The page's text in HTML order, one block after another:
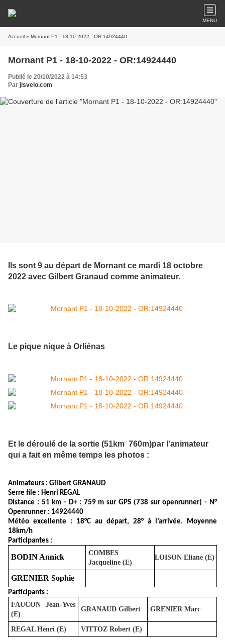
MENU
Accueil » Mornant P1 - 18-10-2022 - OR:14924440
Mornant P1 - 18-10-2022 - OR:14924440
Publié le 20/10/2022 à 14:53
Par jlsvelo.com
Ils sont 9 au départ de Mornant ce mardi 18 octobre
2022 avec Gilbert Granaud comme animateur.
Le pique nique à Orliénas
Et le déroulé de la sortie (51km 760m)par l'animateur
qui a fait en même temps les photos :
Animateurs : Gilbert GRANAUD
Serre file : Henri REGAL
Distance : 51 km - D+ : 759 m sur GPS (738 sur openrunner) - N°
Openrunner : 14924440
Météo excellente : 18°C au départ, 28° à l’arrivée. Moyenne
18km/h
Participantes :
BODIN Annick
COMBES
Jacqueline (E)
LOISON Eliane (E)
GRENIER Sophie
Participants :
FAUCON Jean-Yves
(E)
GRANAUD Gilbert GRENIER Marc
REGAL Henri (E) VITTOZ Robert (E)